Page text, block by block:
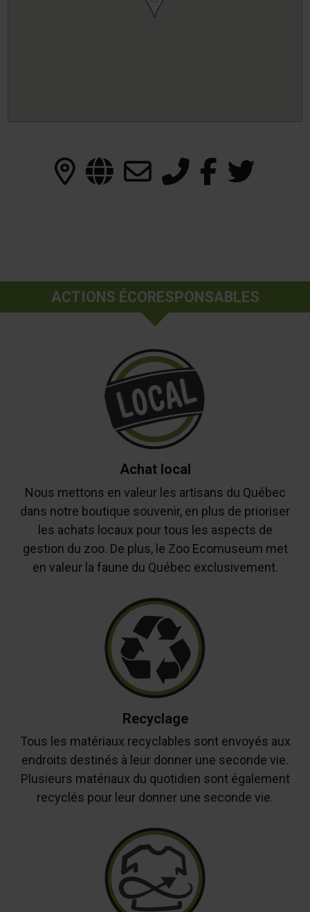
ACTIONS ÉCORESPONSABLES
Achat local
Nous mettons en valeur les artisans du Québec
dans notre boutique souvenir, en plus de prioriser
les achats locaux pour tous les aspects de
gestion du zoo. De plus, le Zoo Ecomuseum met
en valeur la faune du Québec exclusivement.
Recyclage
Tous les matériaux recyclables sont envoyés aux
endroits destinés à leur donner une seconde vie.
Plusieurs matériaux du quotidien sont également
recyclés pour leur donner une seconde vie.